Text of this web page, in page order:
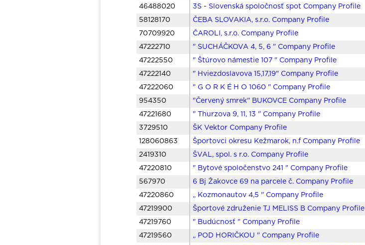
46488020
3S - Slovenská spoločnosť spot Company Profile
58128170
ČEBA SLOVAKIA, s.r.o. Company Profile
70709920
ČAROLI, s.r.o. Company Profile
47222710
" SUCHÁČKOVA 4, 5, 6 " Company Profile
47222550
" Štúrovo námestie 107 " Company Profile
47222140
" Hviezdoslavova 15,17,19" Company Profile
47222060
" G O R K É H O 1060 " Company Profile
954350
"Červený smrek" BUKOVCE Company Profile
47221680
" Thurzova 9, 11, 13 " Company Profile
3729510
ŠK Vektor Company Profile
128060863
Športovci okresu Kežmarok, n.f Company Profile
2419310
ŠVAL, spol. s r.o. Company Profile
47220810
" Bytové spoločenstvo 241 " Company Profile
567970
6 Bj Žakovce 69 na parcele č. Company Profile
47220860
„ Kozmonautov 4,5 " Company Profile
47219900
Športové združenie TJ MELISS B Company Profile
47219760
" Budúcnosť " Company Profile
47219560
„ POD HORIČKOU " Company Profile